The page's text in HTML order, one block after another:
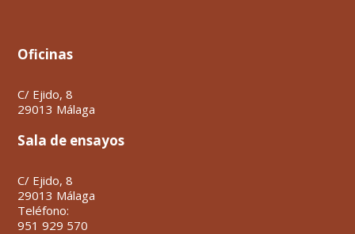
Oficinas
C/ Ejido, 8
29013 Málaga
Sala de ensayos
C/ Ejido, 8
29013 Málaga
Teléfono:
951 929 570